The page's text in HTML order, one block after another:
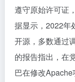
遵守原始许可证
据显示，2022年
开源，多数通过
的报告指出，在
巴在修改